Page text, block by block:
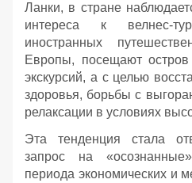
Ланки, в стране
интереса к велнес-
иностранных
Европы, посещают остров
экскурсий, а с целью
здоровья, борьбы с
релаксации в условиях
Эта тенденция стала
запрос на
периода экономических и